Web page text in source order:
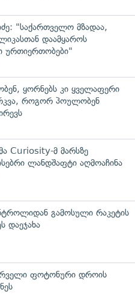
"საქართველო მზადაა,
დაამყაროს
ურთიერთობები"
ყორნებს კი ყველაფერი
როგორ პოულობენ
Curiosity-მ მარსზე
ლანდშაფტი აღმოაჩინა
გამოსული რაკეტის
დაეჯახა
ფოტონური დროის